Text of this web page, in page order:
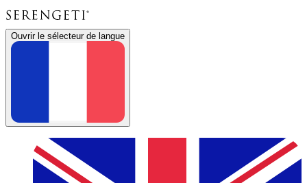
Ouvrir le sélecteur de langue